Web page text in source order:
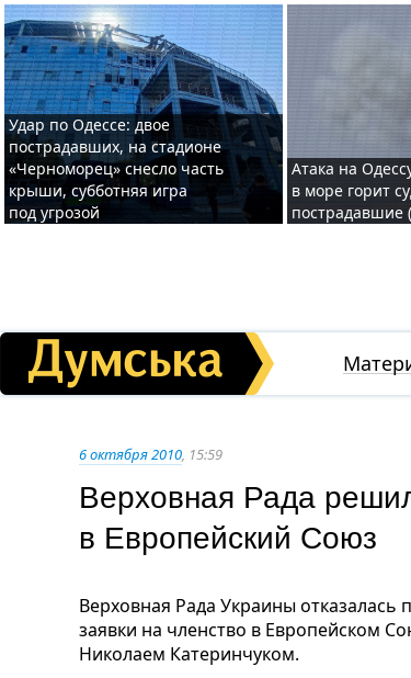
Удар по Одессе: двое
пострадавших, на стадионе
«Черноморец» снесло часть
крыши, субботняя игра
под угрозой
Атака на
в море горит
пострадавшие
6 октября 2010, 15:59
Верховная Рада
в Европейский Союз
Верховная Рада Украины
заявки на членство в Европейском
Николаем Катеринчуком.